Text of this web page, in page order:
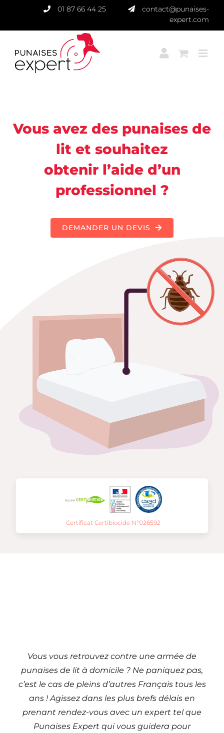
contenu
01 87 66 44 25
contact@punaises-
expert.com
Vous avez des punaises de
lit et souhaitez
obtenir l’aide d’un
professionnel ?
DEMANDER UN DEVIS
Certificat Certibiocide N°026592
Vous vous retrouvez contre une armée de
punaises de lit à domicile ? Ne paniquez pas,
c’est le cas de pleins d’autres Français tous les
ans ! Agissez dans les plus brefs délais en
prenant rendez-vous avec un expert tel que
Punaises Expert qui vous guidera pour